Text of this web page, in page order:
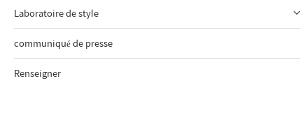
Laboratoire de style
communiqué de presse
Renseigner